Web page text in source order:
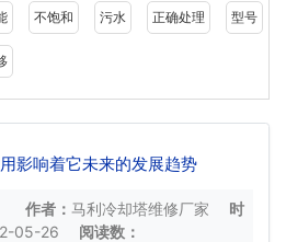
不饱和 污水 正确处理 型号
影响着它未来的发展趋势
作者： 马利冷却塔维修厂家
时
05-26 阅读数：